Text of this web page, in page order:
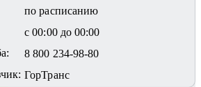
по расписанию
с 00:00 до 00:00
8 800 234-98-80
ГорТранс